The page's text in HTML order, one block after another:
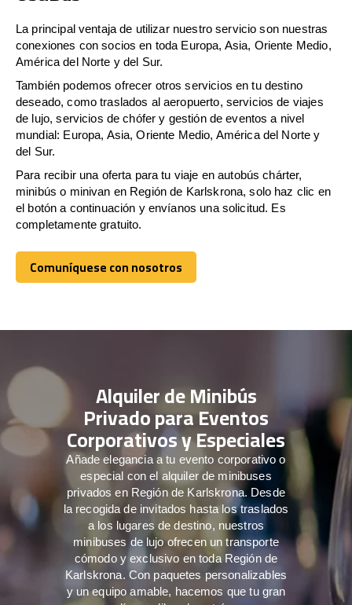
La principal ventaja de utilizar nuestro servicio son nuestras
conexiones con socios en toda Europa, Asia, Oriente Medio,
América del Norte y del Sur.
También podemos ofrecer otros servicios en tu destino
deseado, como traslados al aeropuerto, servicios de viajes
de lujo, servicios de chófer y gestión de eventos a nivel
mundial: Europa, Asia, Oriente Medio, América del Norte y
del Sur.
Para recibir una oferta para tu viaje en autobús chárter,
minibús o minivan en Región de Karlskrona, solo haz clic en
el botón a continuación y envíanos una solicitud. Es
completamente gratuito.
Comuníquese con nosotros
Comuníquese con nosotros
Alquiler de Minibús
Privado para Eventos
Corporativos y Especiales
Añade elegancia a tu evento corporativo o
especial con el alquiler de minibuses
privados en Región de Karlskrona. Desde
la recogida de invitados hasta los traslados
a los lugares de destino, nuestros
minibuses de lujo ofrecen un transporte
cómodo y exclusivo en toda Región de
Karlskrona. Con paquetes personalizables
y un equipo amable, hacemos que tu gran